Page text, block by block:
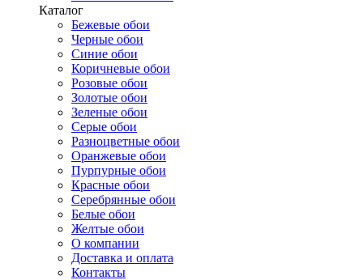
Каталог
Бежевые обои
Черные обои
Синие обои
Коричневые обои
Розовые обои
Золотые обои
Зеленые обои
Серые обои
Разноцветные обои
Оранжевые обои
Пурпурные обои
Красные обои
Серебрянные обои
Белые обои
Желтые обои
О компании
Доставка и оплата
Контакты